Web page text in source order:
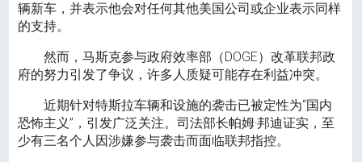
辆新车，并表示他会对任何其他美国公司或企业表示同样
的支持。
然而，马斯克参与政府效率部（DOGE）改革联邦政
府的努力引发了争议，许多人质疑可能存在利益冲突。
近期针对特斯拉车辆和设施的袭击已被定性为“国内
恐怖主义”，引发广泛关注。司法部长帕姆·邦迪证实，至
少有三名个人因涉嫌参与袭击而面临联邦指控。